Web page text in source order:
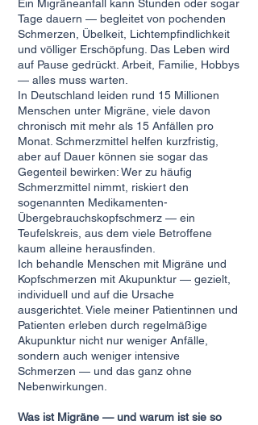
Ein Migräneanfall kann Stunden oder sogar
Tage dauern — begleitet von pochenden
Schmerzen, Übelkeit, Lichtempfindlichkeit
und völliger Erschöpfung. Das Leben wird
auf Pause gedrückt. Arbeit, Familie, Hobbys
— alles muss warten.
In Deutschland leiden rund 15 Millionen
Menschen unter Migräne, viele davon
chronisch mit mehr als 15 Anfällen pro
Monat. Schmerzmittel helfen kurzfristig,
aber auf Dauer können sie sogar das
Gegenteil bewirken: Wer zu häufig
Schmerzmittel nimmt, riskiert den
sogenannten Medikamenten-
Übergebrauchskopfschmerz — ein
Teufelskreis, aus dem viele Betroffene
kaum alleine herausfinden.
Ich behandle Menschen mit Migräne und
Kopfschmerzen mit Akupunktur — gezielt,
individuell und auf die Ursache
ausgerichtet. Viele meiner Patientinnen und
Patienten erleben durch regelmäßige
Akupunktur nicht nur weniger Anfälle,
sondern auch weniger intensive
Schmerzen — und das ganz ohne
Nebenwirkungen.
Was ist Migräne — und warum ist sie so